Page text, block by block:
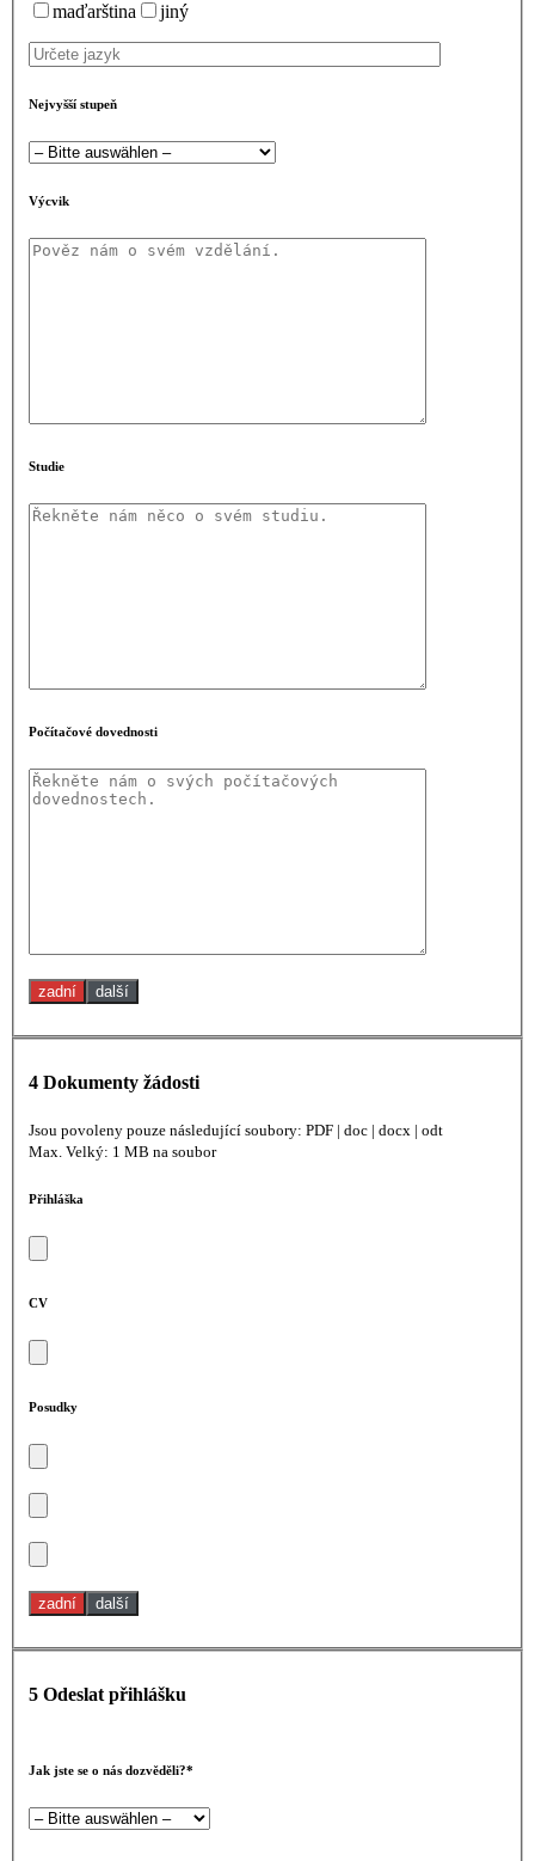
maďarština
jiný
Nejvyšší stupeň
Výcvik
Studie
Počítačové dovednosti
zadní další
4 Dokumenty žádosti
Jsou povoleny pouze následující soubory: PDF | doc | docx | odt
Max. Velký: 1 MB na soubor
Přihláška
CV
Posudky
zadní další
5 Odeslat přihlášku
lasse
Feld
leer.
Jak jste se o nás dozvěděli?*